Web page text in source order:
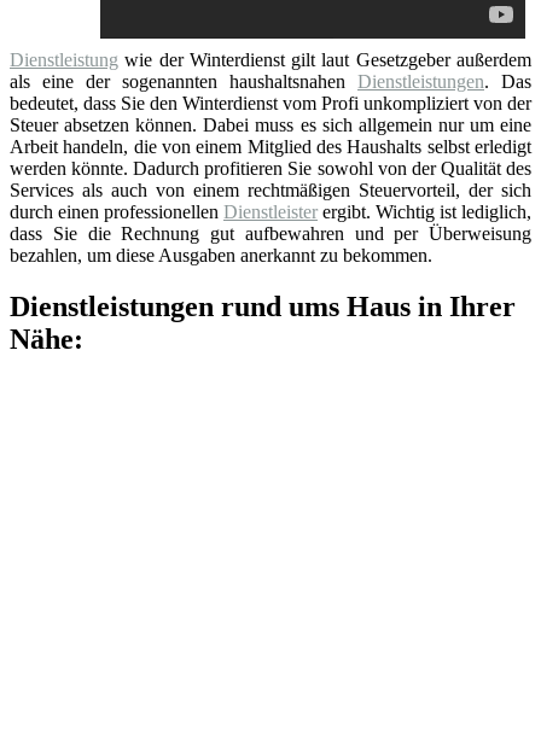
Dienstleistung wie der Winterdienst gilt laut Gesetzgeber außerdem
als eine der sogenannten haushaltsnahen Dienstleistungen. Das
bedeutet, dass Sie den Winterdienst vom Profi unkompliziert von der
Steuer absetzen können. Dabei muss es sich allgemein nur um eine
Arbeit handeln, die von einem Mitglied des Haushalts selbst erledigt
werden könnte. Dadurch profitieren Sie sowohl von der Qualität des
Services als auch von einem rechtmäßigen Steuervorteil, der sich
durch einen professionellen Dienstleister ergibt. Wichtig ist lediglich,
dass Sie die Rechnung gut aufbewahren und per Überweisung
bezahlen, um diese Ausgaben anerkannt zu bekommen.
Dienstleistungen rund ums Haus in Ihrer
Nähe: